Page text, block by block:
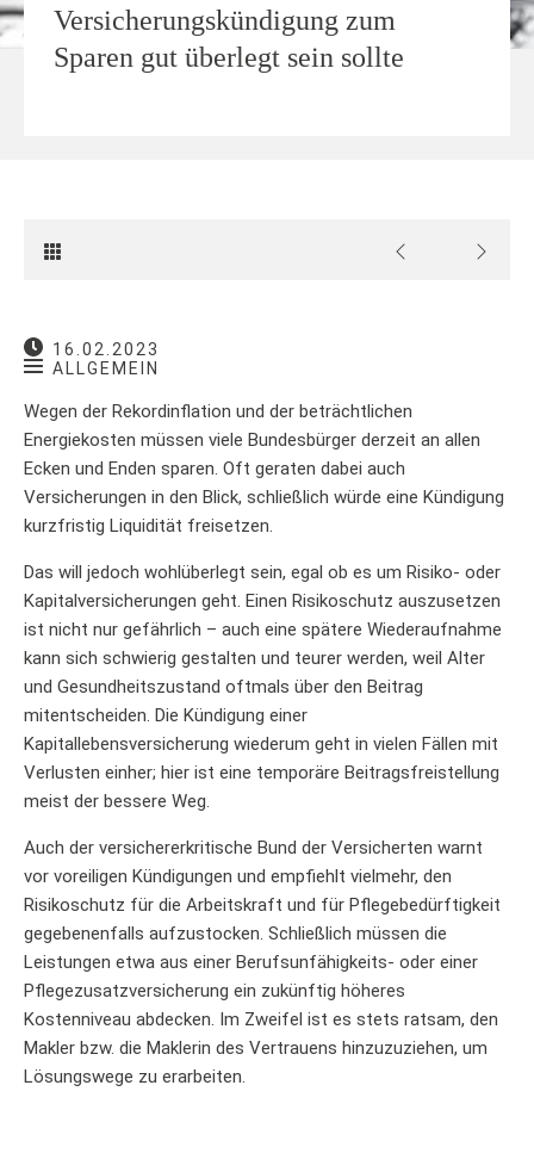
Versicherungskündigung zum
Sparen gut überlegt sein sollte
16.02.2023
ALLGEMEIN
Wegen der Rekordinflation und der beträchtlichen
Energiekosten müssen viele Bundesbürger derzeit an allen
Ecken und Enden sparen. Oft geraten dabei auch
Versicherungen in den Blick, schließlich würde eine Kündigung
kurzfristig Liquidität freisetzen.
Das will jedoch wohlüberlegt sein, egal ob es um Risiko- oder
Kapitalversicherungen geht. Einen Risikoschutz auszusetzen
ist nicht nur gefährlich – auch eine spätere Wiederaufnahme
kann sich schwierig gestalten und teurer werden, weil Alter
und Gesundheitszustand oftmals über den Beitrag
mitentscheiden. Die Kündigung einer
Kapitallebensversicherung wiederum geht in vielen Fällen mit
Verlusten einher; hier ist eine temporäre Beitragsfreistellung
meist der bessere Weg.
Auch der versichererkritische Bund der Versicherten warnt
vor voreiligen Kündigungen und empfiehlt vielmehr, den
Risikoschutz für die Arbeitskraft und für Pflegebedürftigkeit
gegebenenfalls aufzustocken. Schließlich müssen die
Leistungen etwa aus einer Berufsunfähigkeits- oder einer
Pflegezusatzversicherung ein zukünftig höheres
Kostenniveau abdecken. Im Zweifel ist es stets ratsam, den
Makler bzw. die Maklerin des Vertrauens hinzuzuziehen, um
Lösungswege zu erarbeiten.